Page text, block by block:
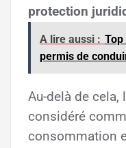
protection
A lire aussi :
permis de
Au-delà de cela,
considéré
consommation